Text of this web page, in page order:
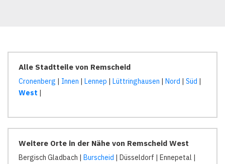
Alle Stadtteile von Remscheid
Cronenberg | Innen | Lennep | Lüttringhausen | Nord | Süd |
West |
Weitere Orte in der Nähe von Remscheid West
Bergisch Gladbach | Burscheid | Düsseldorf | Ennepetal |